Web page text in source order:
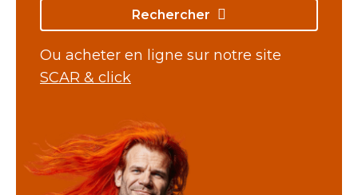
Rechercher
Ou acheter en ligne sur notre site
SCAR & click